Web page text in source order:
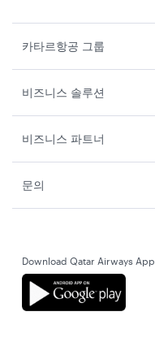
카타르항공 그룹
비즈니스 솔루션
비즈니스 파트너
문의
Download Qatar Airways App